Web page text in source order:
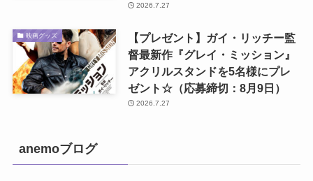
2026.7.27
映画グッズ
【プレゼント】ガイ・リッチー監
督最新作『グレイ・ミッション』
アクリルスタンドを5名様にプレ
ゼント☆（応募締切：8月9日）
2026.7.27
anemoブログ